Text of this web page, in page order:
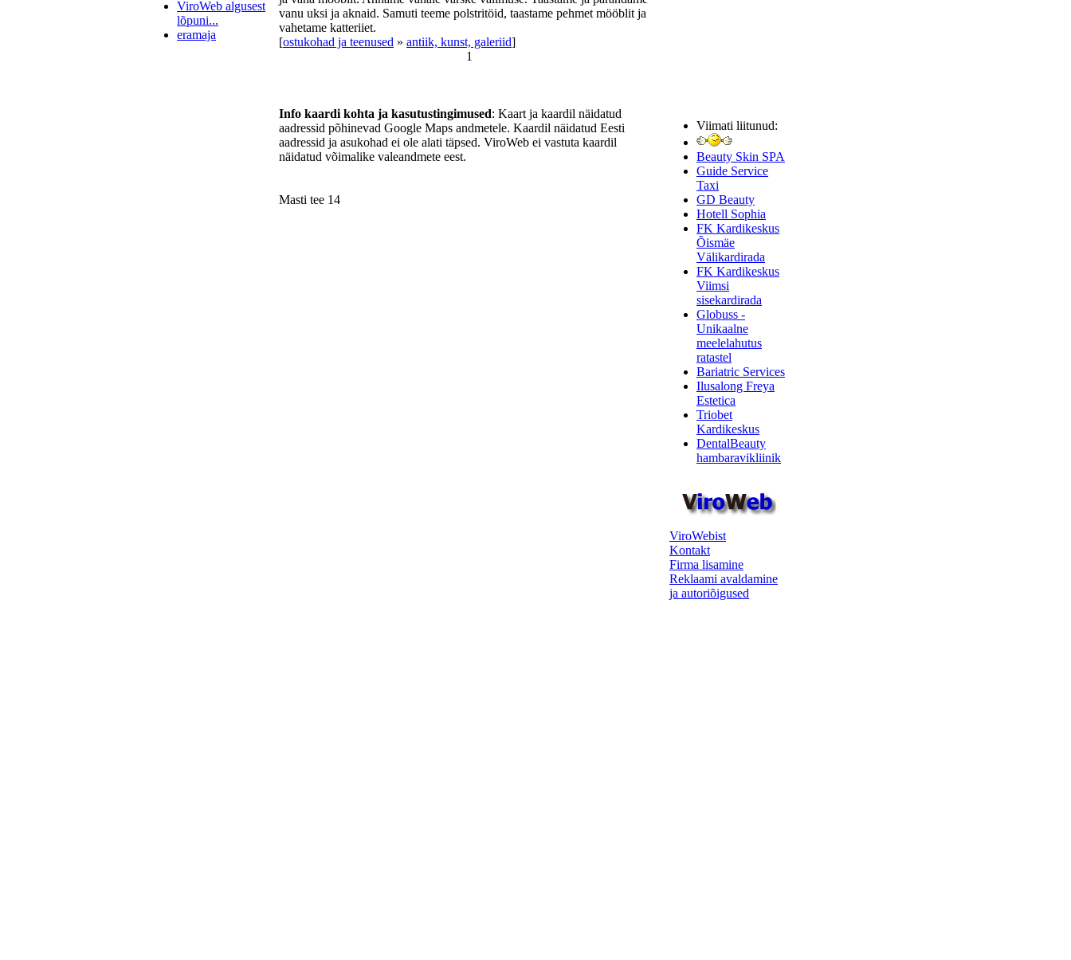
ViroWeb algusest
lõpuni...
eramaja
vanu uksi ja aknaid. Samuti teeme polstritöid, taastame pehmet mööblit ja
vahetame katteriiet.
[ostukohad ja teenused » antiik, kunst, galeriid]
1
Info kaardi kohta ja kasutustingimused: Kaart ja kaardil näidatud
aadressid põhinevad Google Maps andmetele. Kaardil näidatud Eesti
aadressid ja asukohad ei ole alati täpsed. ViroWeb ei vastuta kaardil
näidatud võimalike valeandmete eest.
Masti tee 14
Viimati liitunud:
Beauty Skin SPA
Guide Service
Taxi
GD Beauty
Hotell Sophia
FK Kardikeskus
Õismäe
Välikardirada
FK Kardikeskus
Viimsi
sisekardirada
Globuss -
Unikaalne
meelelahutus
ratastel
Bariatric Services
Ilusalong Freya
Estetica
Triobet
Kardikeskus
DentalBeauty
hambaravikliinik
ViroWebist
Kontakt
Firma lisamine
Reklaami avaldamine
ja autoriõigused